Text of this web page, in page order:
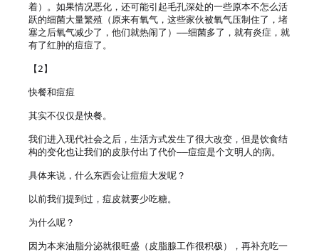
着）。如果情况恶化，还可能引起毛孔深处的一些原本不怎么活
跃的细菌大量繁殖（原来有氧气，这些家伙被氧气压制住了，堵
塞之后氧气减少了，他们就热闹了）——细菌多了，就有炎症，就
有了红肿的痘痘了。
【2】
快餐和痘痘
其实不仅仅是快餐。
我们进入现代社会之后，生活方式发生了很大改变，但是饮食结
构的变化也让我们的皮肤付出了代价——痘痘是个文明人的病。
具体来说，什么东西会让痘痘大发呢？
以前我们提到过，痘皮就要少吃糖。
为什么呢？
因为本来油脂分泌就很旺盛（皮脂腺工作很积极），再补充吃一